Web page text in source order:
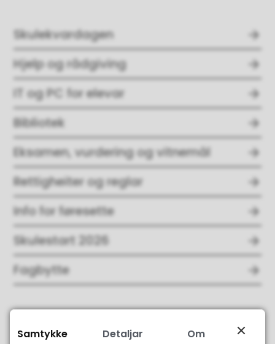
Skulekvardagen
Hjelp og rådgiving
IT og PC for elevar
Bibliotek
Eksamen, vurdering og vitnemål
Rettigheiter og reglar
Info for føresette
Skulestart 2026
Fagbytte
Samtykke Detaljar
Om